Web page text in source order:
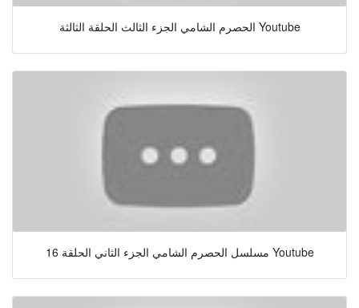
الحصرم الشامي الجزء الثالث الحلقة الثالثة Youtube
مسلسل الحصرم الشامي الجزء الثاني الحلقة 16 Youtube